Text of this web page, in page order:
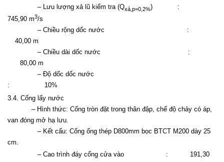
–
Lưu lượng xả lũ kiểm tra (Qxả,p=0,2%)
:
745,90 m3/s
– Chiều rộng dốc nước
:
40,00 m
– Chiều dài dốc nước
:
80,00 m
– Độ dốc dốc nước
:
10%
3.4. Cống lấy nước
– Hình thức: Cống tròn đặt trong thân đập, chế độ chảy có áp,
van đóng mở hạ lưu.
– Kết cấu: Cống ống thép D800mm bọc BTCT M200 dày 25
cm.
– Cao trình đáy cống cửa vào
:
191,30